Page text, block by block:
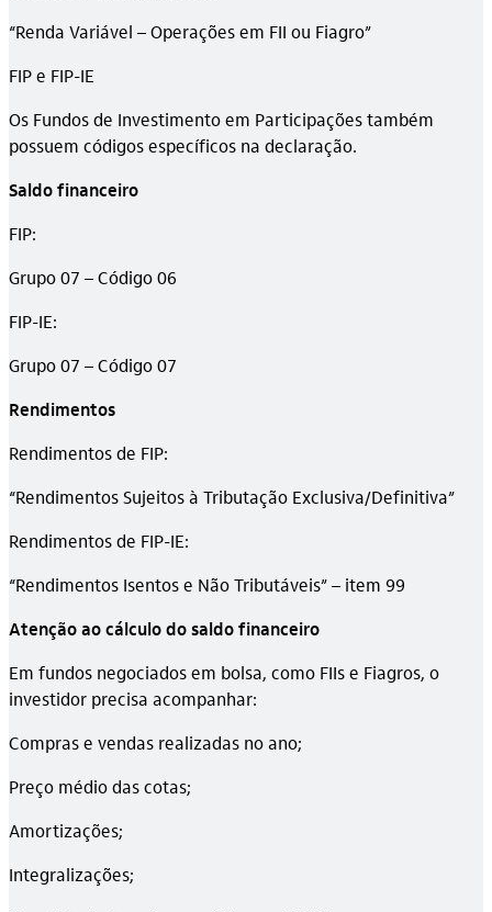
“Renda Variável – Operações em FII ou Fiagro”
FIP e FIP-IE
Os Fundos de Investimento em Participações também
possuem códigos específicos na declaração.
Saldo financeiro
FIP:
Grupo 07 – Código 06
FIP-IE:
Grupo 07 – Código 07
Rendimentos
Rendimentos de FIP:
“Rendimentos Sujeitos à Tributação Exclusiva/Definitiva”
Rendimentos de FIP-IE:
“Rendimentos Isentos e Não Tributáveis” – item 99
Atenção ao cálculo do saldo financeiro
Em fundos negociados em bolsa, como FIIs e Fiagros, o
investidor precisa acompanhar:
Compras e vendas realizadas no ano;
Preço médio das cotas;
Amortizações;
Integralizações;